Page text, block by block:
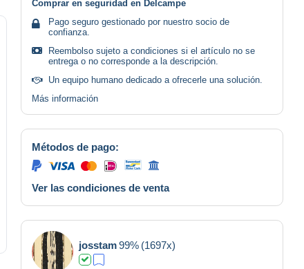
Comprar en seguridad en Delcampe
Pago seguro gestionado por nuestro socio de
confianza.
Reembolso sujeto a condiciones si el artículo no se
entrega o no corresponde a la descripción.
Un equipo humano dedicado a ofrecerle una solución.
Más información
Métodos de pago:
Ver las condiciones de venta
josstam99% (1697x)